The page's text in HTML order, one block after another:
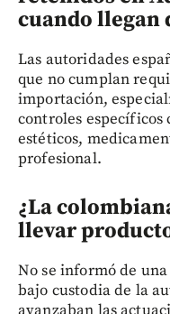
cuando llegan
Las autoridades
que no cumplan
importación,
controles específicos
estéticos,
profesional.
¿La
llevar
No se informó de
bajo custodia de la